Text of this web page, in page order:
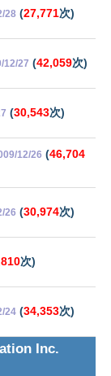
28 (27,771次)
12/27 (42,059次)
(30,543次)
12/26 (46,704
26 (30,974次)
次)
24 (34,353次)
Inc.